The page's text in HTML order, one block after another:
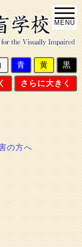
青 黄 黒
さらに大きく
の方へ
MENU